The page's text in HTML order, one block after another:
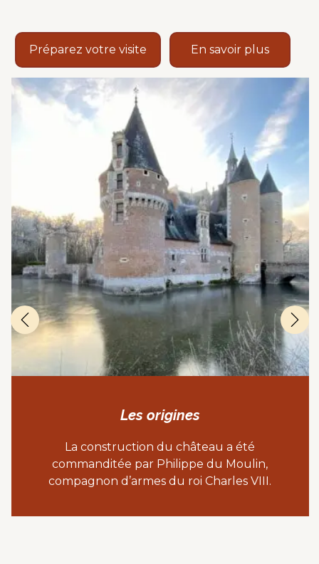
Préparez votre visite En savoir plus
Les origines
La construction du château a été
commanditée par Philippe du Moulin,
compagnon d’armes du roi Charles VIII.